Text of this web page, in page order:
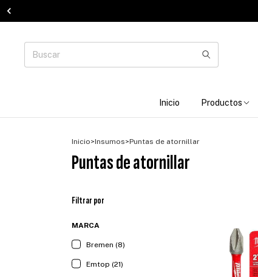
Inicio Productos
Inicio>Insumos>Puntas de atornillar
Puntas de atornillar
Filtrar por
MARCA
Bremen (8)
Emtop (21)